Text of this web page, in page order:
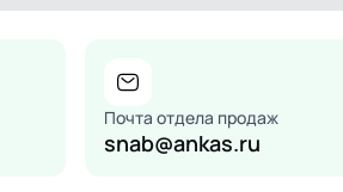
Почта отдела продаж
snab@ankas.ru